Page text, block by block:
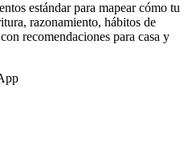
estándar para mapear cómo tu
razonamiento, hábitos de
recomendaciones para casa y